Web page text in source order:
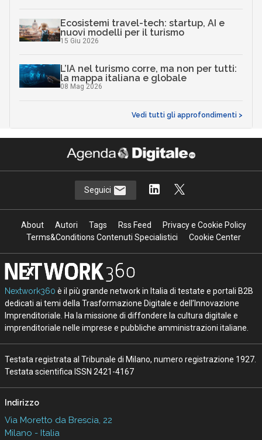
Ecosistemi travel-tech: startup, AI e
nuovi modelli per il turismo
15 Giu 2026
L’IA nel turismo corre, ma non per tutti:
la mappa italiana e globale
08 Mag 2026
Vedi tutti gli approfondimenti >
Seguici
About Autori Tags Rss Feed
Privacy e Cookie Policy
Terms&Conditions Contenuti Specialistici
Cookie Center
Nextwork360 è il più grande network in Italia di testate e portali B2B
dedicati ai temi della Trasformazione Digitale e dell’Innovazione
Imprenditoriale. Ha la missione di diffondere la cultura digitale e
imprenditoriale nelle imprese e pubbliche amministrazioni italiane.
Testata registrata al Tribunale di Milano, numero registrazione 1927.
Testata scientifica ISSN 2421-4167
Indirizzo
Via Moretto da Brescia, 22
Milano - Italia